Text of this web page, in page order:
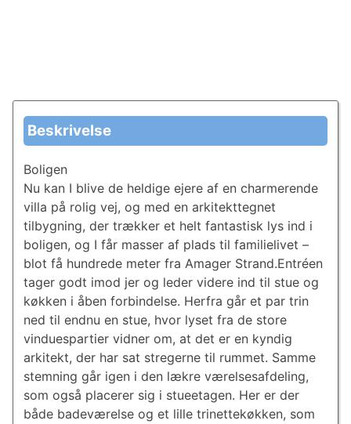
Beskrivelse
Boligen
Nu kan I blive de heldige ejere af en charmerende
villa på rolig vej, og med en arkitekttegnet
tilbygning, der trækker et helt fantastisk lys ind i
boligen, og I får masser af plads til familielivet –
blot få hundrede meter fra Amager Strand.Entréen
tager godt imod jer og leder videre ind til stue og
køkken i åben forbindelse. Herfra går et par trin
ned til endnu en stue, hvor lyset fra de store
vinduespartier vidner om, at det er en kyndig
arkitekt, der har sat stregerne til rummet. Samme
stemning går igen i den lækre værelsesafdeling,
som også placerer sig i stueetagen. Her er der
både badeværelse og et lille trinettekøkken, som